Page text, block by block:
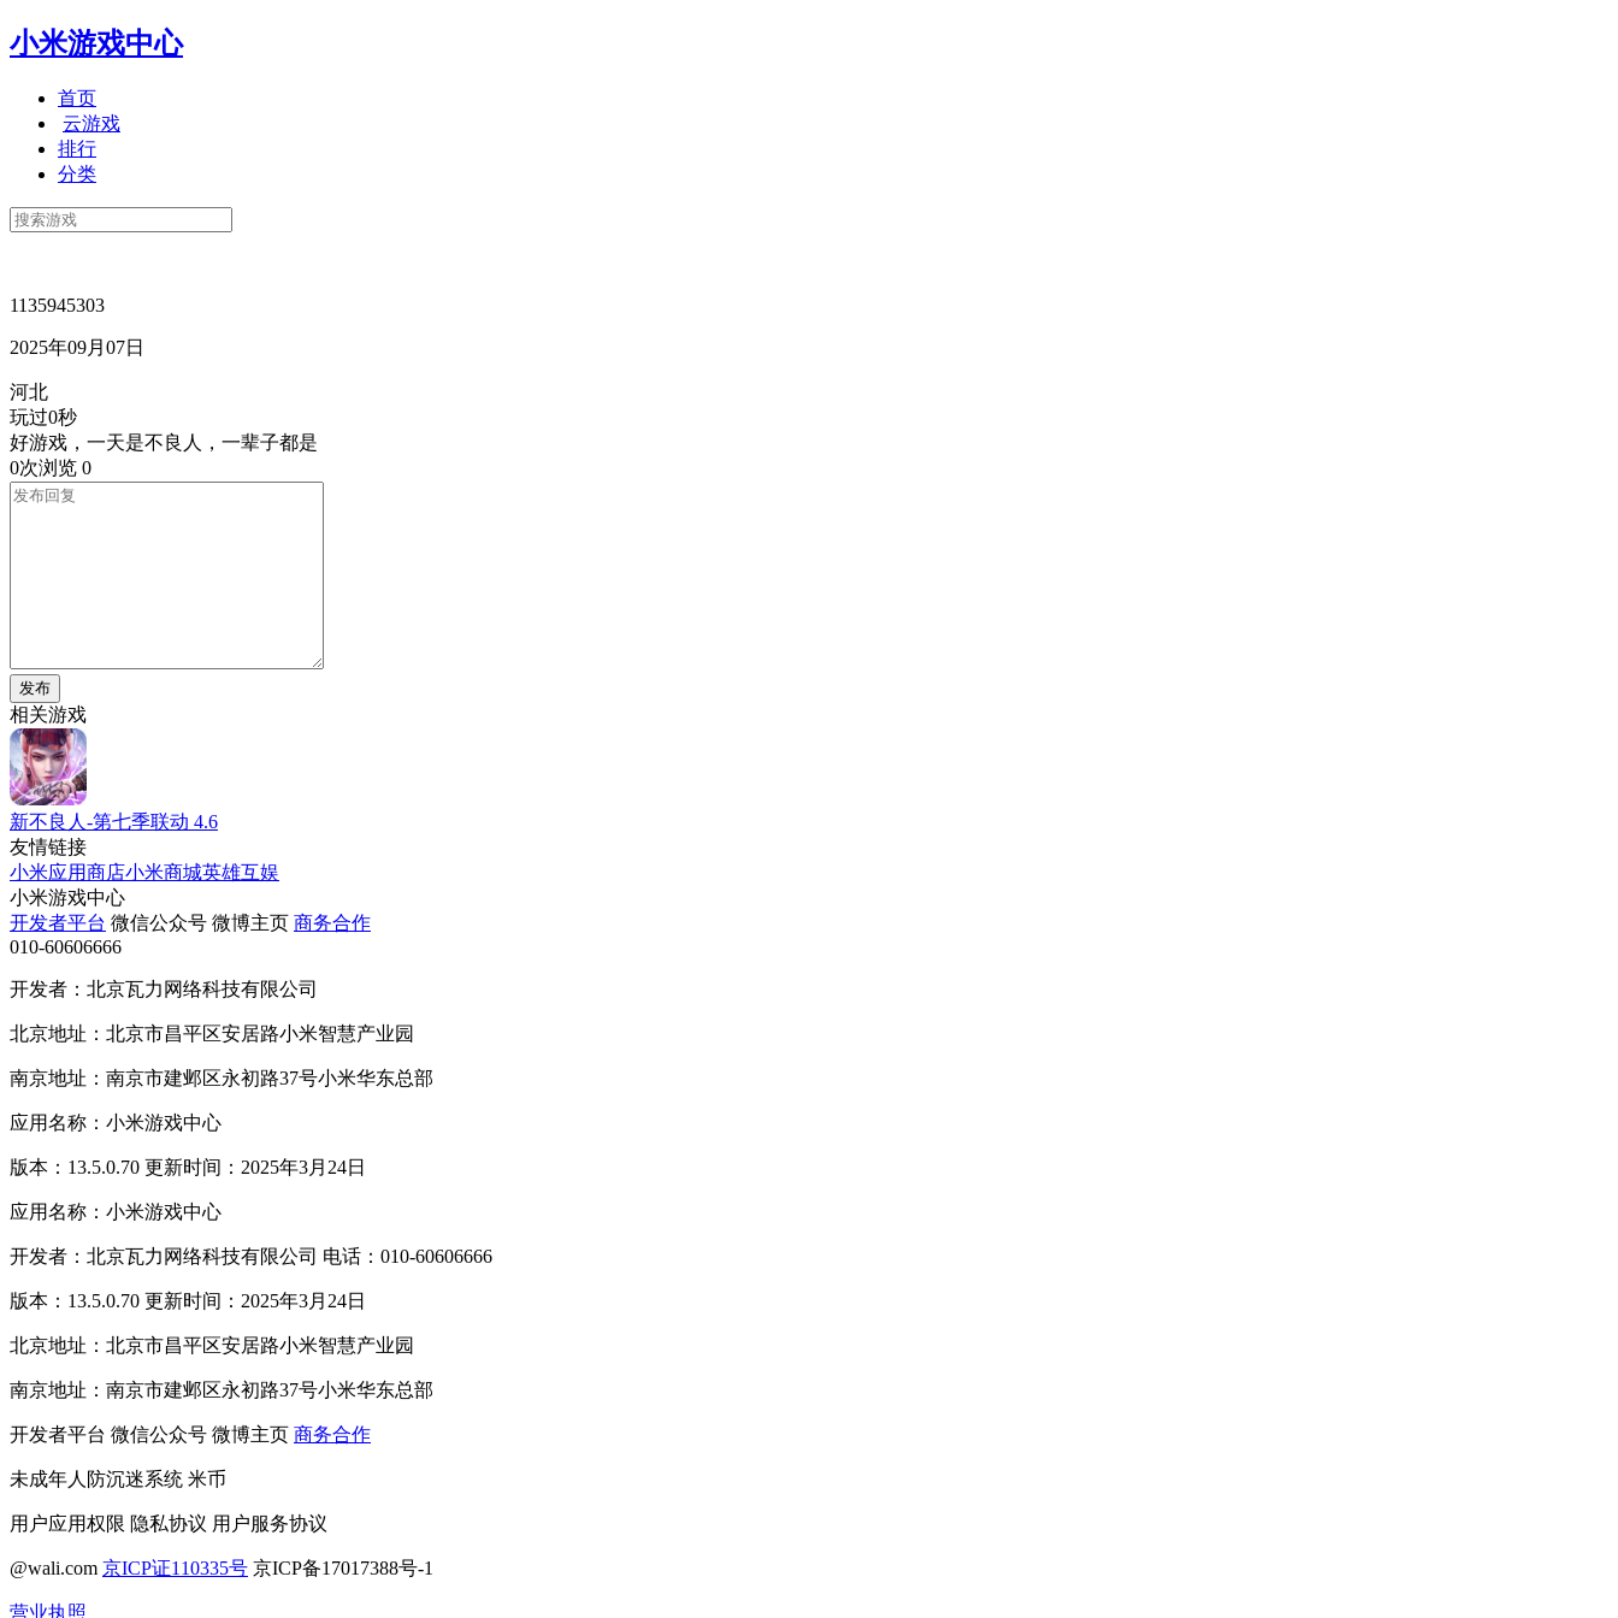
小米游戏中心
首页
云游戏
排行
分类
1135945303
2025年09月07日
河北
玩过0秒
好游戏，一天是不良人，一辈子都是
0次浏览 0
发布
相关游戏
新不良人-第七季联动 4.6
友情链接
小米应用商店小米商城英雄互娱
小米游戏中心
开发者平台 微信公众号 微博主页 商务合作
010-60606666
开发者：北京瓦力网络科技有限公司
北京地址：北京市昌平区安居路小米智慧产业园
南京地址：南京市建邺区永初路37号小米华东总部
应用名称：小米游戏中心
版本：13.5.0.70 更新时间：2025年3月24日
应用名称：小米游戏中心
开发者：北京瓦力网络科技有限公司 电话：010-60606666
版本：13.5.0.70 更新时间：2025年3月24日
北京地址：北京市昌平区安居路小米智慧产业园
南京地址：南京市建邺区永初路37号小米华东总部
开发者平台 微信公众号 微博主页 商务合作
未成年人防沉迷系统 米币
用户应用权限 隐私协议 用户服务协议
@wali.com 京ICP证110335号 京ICP备17017388号-1
营业执照